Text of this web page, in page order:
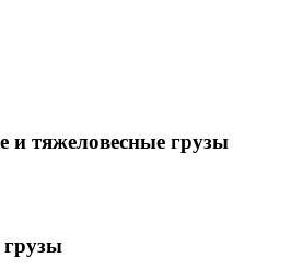
и тяжеловесные грузы